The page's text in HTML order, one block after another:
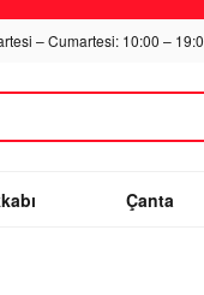
– Cumartesi: 10:00 –
Çanta